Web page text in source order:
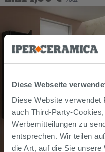
Diese Webseite
Diese Website verwendet
auch Third-Party-
Werbemitteilungen zu
entsprechen. Wir teilen
die Art, auf die Sie